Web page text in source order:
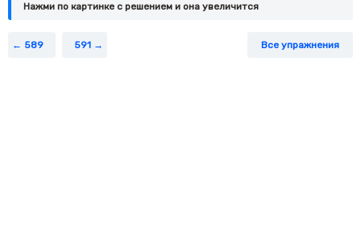
Нажми по картинке c решением и она увеличится
589 591 Все упражнения